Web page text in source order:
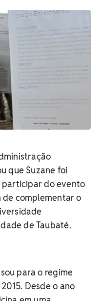
que Suzane foi
do evento
de complementar o
de Taubaté.
para o regime
Desde o ano